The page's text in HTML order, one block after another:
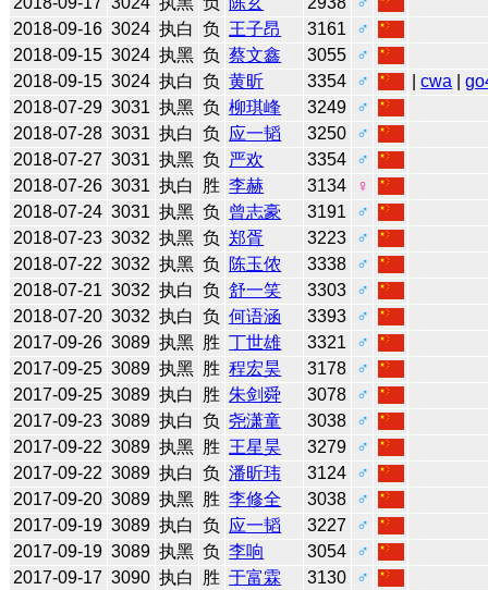
2018-09-16 3024 执白 负 王子昂 3161
♂
2018-09-15 3024 执黑 负 蔡文鑫 3055
♂
2018-09-15 3024 执白 负 黄昕 3354 ♂ |cwa |
2018-07-29 3031 执黑 负 柳琪峰 3249
♂
2018-07-28 3031 执白 负 应一韬 3250
♂
2018-07-27 3031 执黑 负 严欢 3354
♂
2018-07-26 3031 执白 胜 李赫 3134
♀
2018-07-24 3031 执黑 负 曾志豪 3191
♂
2018-07-23 3032 执黑 负 郑胥 3223
♂
2018-07-22 3032 执黑 负 陈玉侬 3338
♂
2018-07-21 3032 执白 负 舒一笑 3303
♂
2018-07-20 3032 执白 负 何语涵 3393
♂
2017-09-26 3089 执黑 胜 丁世雄 3321
♂
2017-09-25 3089 执黑 胜 程宏昊 3178
♂
2017-09-25 3089 执白 胜 朱剑舜 3078
♂
2017-09-23 3089 执白 负 尧潇童 3038
♂
2017-09-22 3089 执黑 胜 王星昊 3279
♂
2017-09-22 3089 执白 负 潘昕玮 3124
♂
2017-09-20 3089 执黑 胜 李修全 3038
♂
2017-09-19 3089 执白 负 应一韬 3227
♂
2017-09-19 3089 执黑 负 李响 3054
♂
2017-09-17 3090 执白 胜 于富霖 3130
♂